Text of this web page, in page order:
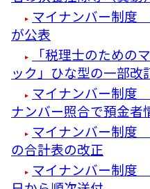
マイナンバー制度
が公表
「税理士のための
ック」ひな型の一部改
マイナンバー制度
ナンバー照合で預金者
マイナンバー制度
の合計表の改正
マイナンバー制度